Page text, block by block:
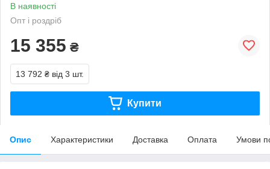
В наявності
Опт і роздріб
15 355 ₴
13 792 ₴ від 3 шт.
Купити
Опис Характеристики Доставка Оплата Умови